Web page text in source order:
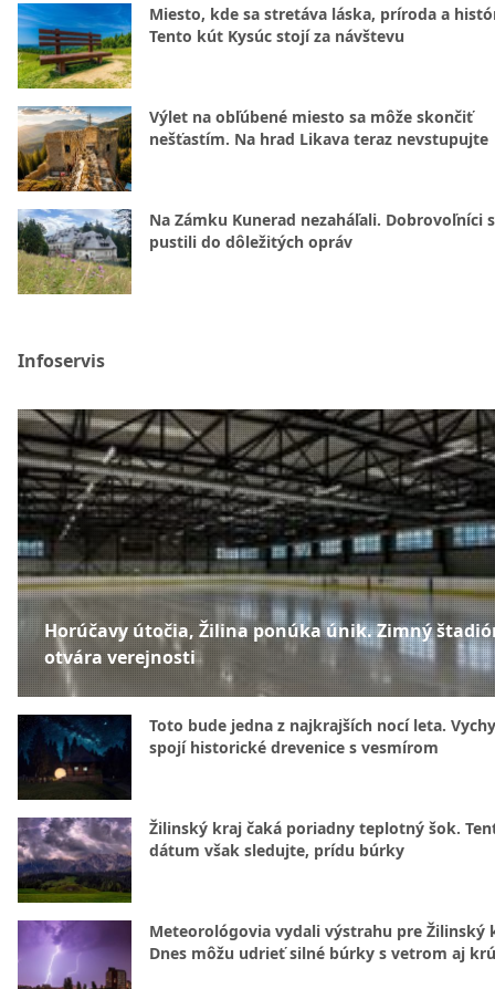
Miesto, kde sa stretáva láska, príroda a
Tento kút Kysúc stojí za návštevu
Výlet na obľúbené miesto sa môže skončiť
nešťastím. Na hrad Likava teraz nevstupujte
Na Zámku Kunerad nezaháľali. Dobrovoľníci
pustili do dôležitých opráv
Infoservis
Horúčavy útočia, Žilina ponúka únik. Zimný
otvára verejnosti
Toto bude jedna z najkrajších nocí leta.
spojí historické drevenice s vesmírom
Žilinský kraj čaká poriadny teplotný šok.
dátum však sledujte, prídu búrky
Meteorológovia vydali výstrahu pre Žilinský
Dnes môžu udrieť silné búrky s vetrom aj